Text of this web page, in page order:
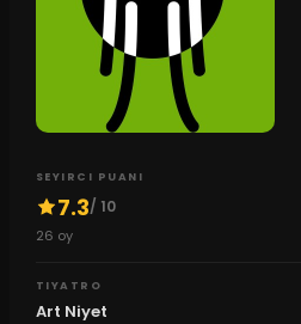
SEYIRCI PUANI
7.3/ 10
26 oy
TIYATRO
Art Niyet